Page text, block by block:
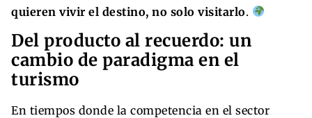
quieren vivir el destino, no solo visitarlo.
Del producto al recuerdo: un
cambio de paradigma en el
turismo
En tiempos donde la competencia en el sector